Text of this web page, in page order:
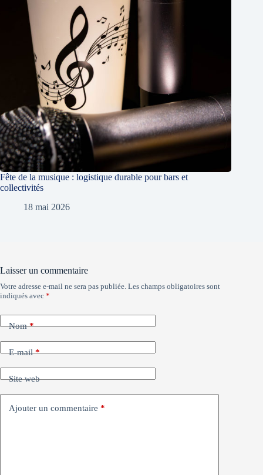
Fête de la musique : logistique durable pour bars et
collectivités
18 mai 2026
Laisser un commentaire
Votre adresse e-mail ne sera pas publiée. Les champs obligatoires sont
indiqués avec *
Nom*
E-mail*
Site web
Ajouter un commentaire *